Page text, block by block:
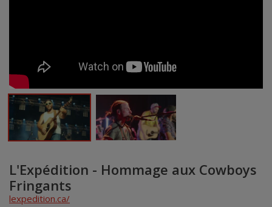
L'Expédition - Hommage aux Cowboys
Fringants
lexpedition.ca/